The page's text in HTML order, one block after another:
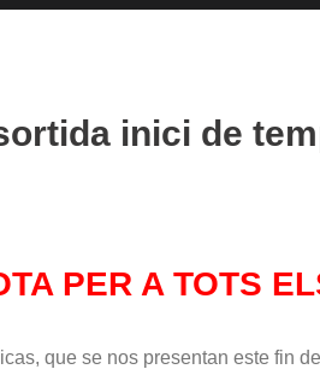
inici de
PER A TOTS
que se nos presentan este fin